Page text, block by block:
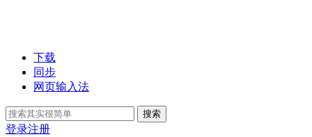
下载
同步
网页输入法
搜索
登录注册